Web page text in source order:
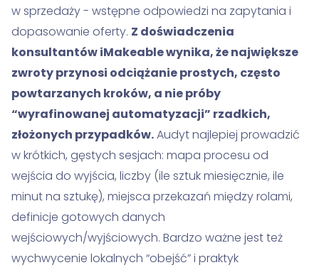
w sprzedaży - wstępne odpowiedzi na zapytania i
dopasowanie oferty. Z doświadczenia
konsultantów iMakeable wynika, że największe
zwroty przynosi odciążanie prostych, często
powtarzanych kroków, a nie próby
“wyrafinowanej automatyzacji” rzadkich,
złożonych przypadków.Audyt najlepiej prowadzić
w krótkich, gęstych sesjach: mapa procesu od
wejścia do wyjścia, liczby (ile sztuk miesięcznie, ile
minut na sztukę), miejsca przekazań między rolami,
definicje gotowych danych
wejściowych/wyjściowych. Bardzo ważne jest też
wychwycenie lokalnych “obejść” i praktyk